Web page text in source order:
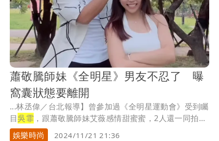
蕭敬騰師妹《全明星》男友不忍了 曝
窩囊狀態要離開
...林丞偉／台北報導】曾參加過《全明星運動會》受到矚
目吳霏 ，跟蕭敬騰師妹艾薇感情甜蜜蜜，2人還一同拍跳
舞...
娛樂時尚 2024/11/21 21:36